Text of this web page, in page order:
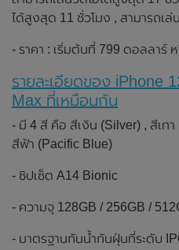
ได้สูงสุด 11 ชั่วโมง , สามารถเ
- ราคา : เริ่มต้นที่ 799 ดอลลาร์
รายละเอียดของ iPhone
Max ที่เหมือนกัน
- มี 4 สี คือ สีเงิน (Silver) , สีเท
สีฟ้า (Pacific Blue)
- ซิปเซ็ต A14 Bionic
- ความจุ 128GB / 256GB /
- มาตรฐานกันน้ำกันฝุ่นที่ระดับ